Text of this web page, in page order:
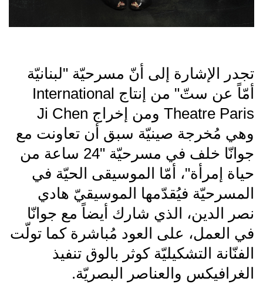
تجدر الإشارة إلى أنّ مسرحيّة "لبنانيّة
أمّاً عن ستّ" من إنتاج International
Theatre Paris ومن إخراج Ji Chen
وهي مُخرجة صينيّة سبق أن تعاونت مع
جوانّا خلف في مسرحيّة "24 ساعة من
حياة إمرأة"، أمّا الموسيقى الحيّة في
المسرحيّة فيُقدّمها الموسيقيّ هادي
نصر الدين، الذي شارك أيضاً مع جوانّا
في العمل، على العود مُباشرة كما تولّت
الفنّانة التشكيليّة كوثر بالوق تنفيذ
الغرافيكس والعناصر البصريّة.